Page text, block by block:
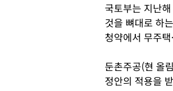
국토부는 지난
것을 뼈대로 하
청약에서 무주
둔촌주공(현 올
정안의 적용을